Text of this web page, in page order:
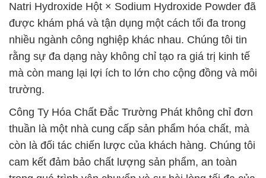
Natri Hydroxide Hột × Sodium Hydroxide Powder đã
được khám phá và tận dụng một cách tối đa trong
nhiều ngành công nghiệp khác nhau. Chúng tôi tin
rằng sự đa dạng này không chỉ tạo ra giá trị kinh tế
mà còn mang lại lợi ích to lớn cho cộng đồng và môi
trường.
Công Ty Hóa Chất Đắc Trường Phát không chỉ đơn
thuần là một nhà cung cấp sản phẩm hóa chất, mà
còn là đối tác chiến lược của khách hàng. Chúng tôi
cam kết đảm bảo chất lượng sản phẩm, an toàn